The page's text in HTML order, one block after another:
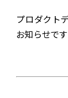
プロダクト
お知らせです